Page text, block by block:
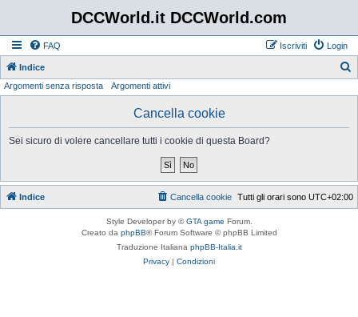
DCCWorld.it DCCWorld.com
FAQ Login
Iscriviti
Indice
Argomenti senza risposta Argomenti attivi
Cancella cookie
Sei sicuro di volere cancellare tutti i cookie di questa Board?
Indice Tutti gli orari sono UTC+02:00
Cancella cookie
Style Developer by ©GTA game Forum.
Creato da phpBB® Forum Software © phpBB Limited
Traduzione Italiana phpBB-Italia.it
Privacy | Condizioni